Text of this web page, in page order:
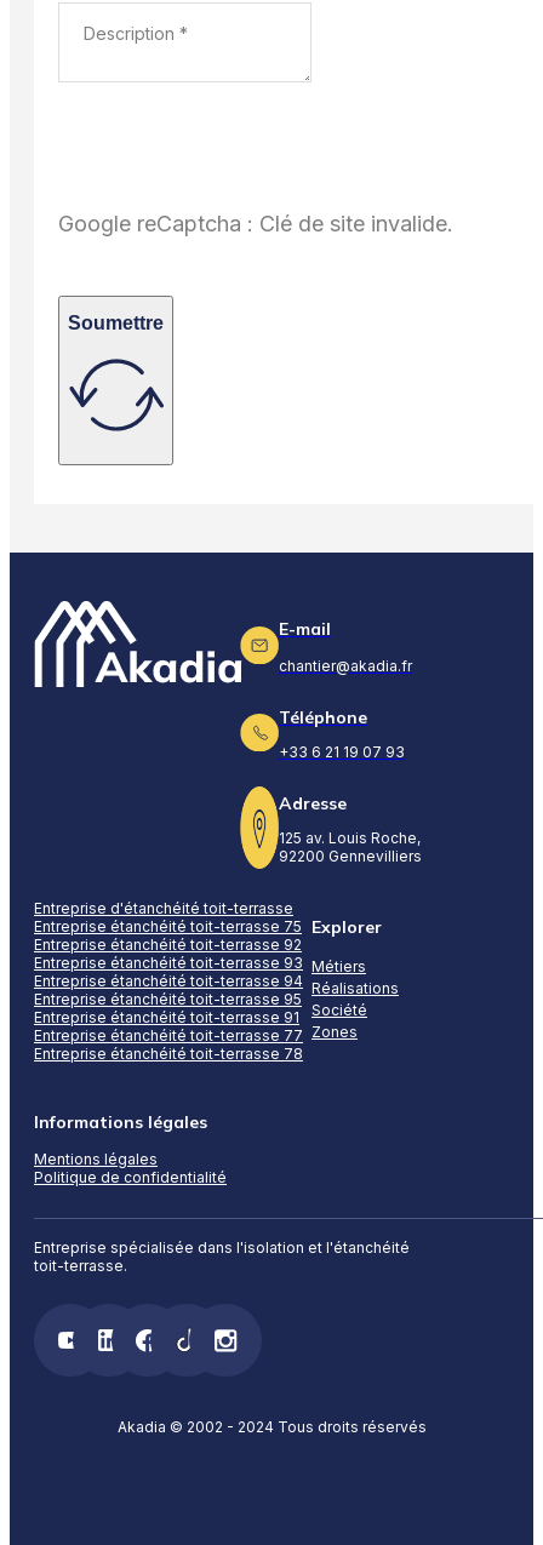
Google reCaptcha : Clé de site invalide.
Soumettre
E-mail
chantier@akadia.fr
Téléphone
+33 6 21 19 07 93
Adresse
125 av. Louis Roche,
92200 Gennevilliers
Entreprise spécialisée dans l'isolation et l'étanchéité
toit-terrasse.
Entreprise d'étanchéité toit-terrasse
Entreprise étanchéité toit-terrasse 75
Entreprise étanchéité toit-terrasse 92
Entreprise étanchéité toit-terrasse 93
Entreprise étanchéité toit-terrasse 94
Entreprise étanchéité toit-terrasse 95
Entreprise étanchéité toit-terrasse 91
Entreprise étanchéité toit-terrasse 77
Entreprise étanchéité toit-terrasse 78
Explorer
Métiers
Réalisations
Société
Zones
Informations légales
Mentions légales
Politique de confidentialité
Akadia © 2002 - 2024 Tous droits réservés